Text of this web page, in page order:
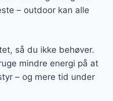
– outdoor kan alle
så du ikke behøver.
mindre energi på at
– og mere tid under